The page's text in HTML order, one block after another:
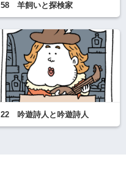
58 羊飼いと探検家
22 吟遊詩人と吟遊詩人